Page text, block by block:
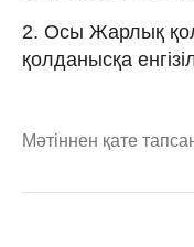
2. Осы Жарлық
қолданысқа
Мәтіннен қате